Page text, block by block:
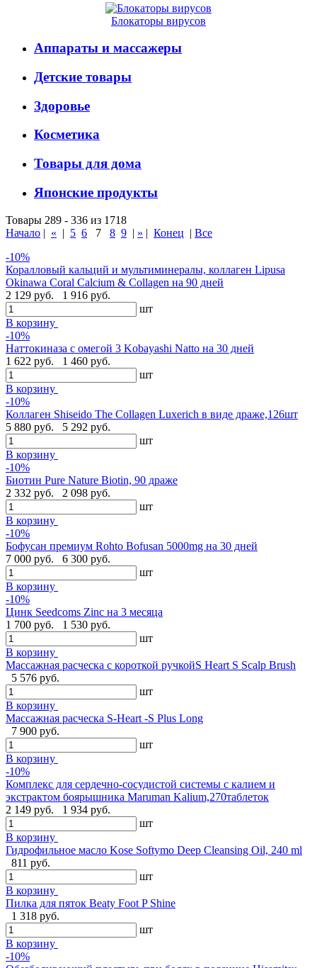
Блокаторы вирусов
Аппараты и массажеры
Детские товары
Здоровье
Косметика
Товары для дома
Японские продукты
Товары 289 - 336 из 1718
Начало | « | 5 6 7 8 9 | » | Конец | Все
-10%
Коралловый кальций и мультиминералы, коллаген Lipusa
Okinawa Coral Calcium & Collagen на 90 дней
2 129 руб.
1 916 руб.
шт
В корзину
-10%
Наттокиназа с омегой 3 Kobayashi Natto на 30 дней
1 622 руб.
1 460 руб.
шт
В корзину
-10%
Коллаген Shiseido The Collagen Luxerich в виде драже,126шт
5 880 руб.
5 292 руб.
шт
В корзину
-10%
Биотин Pure Nature Biotin, 90 драже
2 332 руб.
2 098 руб.
шт
В корзину
-10%
Бофусан премиум Rohto Bofusan 5000mg на 30 дней
7 000 руб.
6 300 руб.
шт
В корзину
-10%
Цинк Seedcoms Zinc на 3 месяца
1 700 руб.
1 530 руб.
шт
В корзину
Массажная расческа с короткой ручкойS Heart S Scalp Brush
5 576 руб.
шт
В корзину
Массажная расческа S-Heart -S Plus Long
7 900 руб.
шт
В корзину
-10%
Комплекс для сердечно-сосудистой системы с калием и
экстрактом боярышника Maruman Kalium,270таблеток
2 149 руб.
1 934 руб.
шт
В корзину
Гидрофильное масло Kose Softymo Deep Cleansing Oil, 240 ml
811 руб.
шт
В корзину
Пилка для пяток Beaty Foot P Shine
1 318 руб.
шт
В корзину
-10%